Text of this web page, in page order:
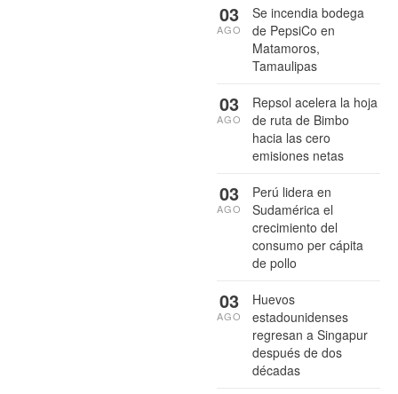
Se incendia bodega
de PepsiCo en
Matamoros,
Tamaulipas
03
AGO
Repsol acelera la hoja
de ruta de Bimbo
hacia las cero
emisiones netas
03
AGO
Perú lidera en
Sudamérica el
crecimiento del
consumo per cápita
de pollo
03
AGO
Huevos
estadounidenses
regresan a Singapur
después de dos
décadas
03
AGO